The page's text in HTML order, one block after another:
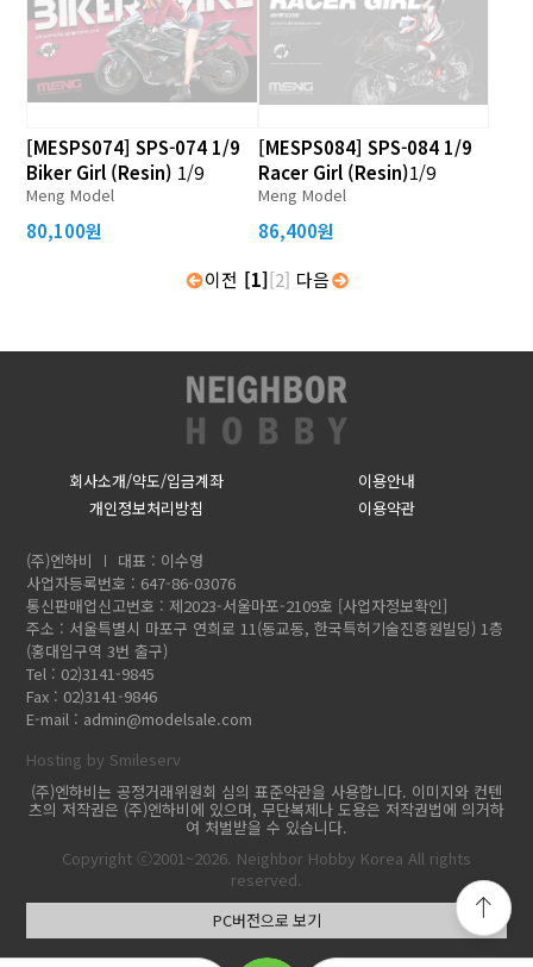
[MESPS074] SPS-074 1/9
Biker Girl (Resin) 1/9
Meng Model
80,100원
[MESPS084] SPS-084 1/9
Racer Girl (Resin)1/9
Meng Model
86,400원
이전 [1][2] 다음
회사소개/약도/입금계좌
이용안내
개인정보처리방침
이용약관
(주)엔하비
대표 : 이수영
사업자등록번호 : 647-86-03076
통신판매업신고번호 : 제2023-서울마포-2109호 [사업자정보확인]
주소 : 서울특별시 마포구 연희로 11(동교동, 한국특허기술진흥원빌딩) 1층
(홍대입구역 3번 출구)
Tel : 02)3141-9845
Fax : 02)3141-9846
E-mail : admin@modelsale.com
Hosting by Smileserv
(주)엔하비는 공정거래위원회 심의 표준약관을 사용합니다. 이미지와 컨텐
츠의 저작권은 (주)엔하비에 있으며, 무단복제나 도용은 저작권법에 의거하
여 처벌받을 수 있습니다.
Copyright ⓒ2001~2026. Neighbor Hobby Korea All rights
reserved.
PC버전으로 보기